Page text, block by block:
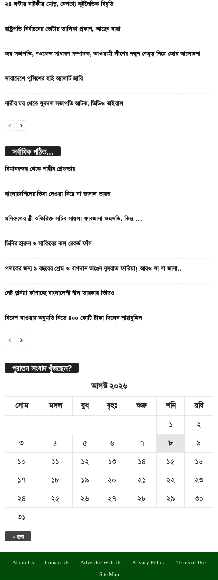
২৪ ঘণ্টায় নাটকীয় মোড়, নেপথ্যে কূটনৈতিক বিবৃতি
রাষ্ট্রপতি নির্বাচনের ভোটার তালিকা প্রকাশ, আছেন যারা
জয় সভাপতি, নওফেল সাধারণ সম্পাদক, আওয়ামী লীগের নতুন নেতৃত্ব নিয়ে জোর আলোচনা
সারাদেশে পুলিশের হাই অ্যালার্ট জারি
নারীর ঘর থেকে যুবদল সভাপতি আটক, ভিডিও ভাইরাল
সর্বাধিক পঠিত...
বিমানবন্দর থেকে শাহীন গ্রেফতার
বাংলাদেশিদের ভিসা দেওয়া নিয়ে যা জানাল ভারত
মনিরুলের স্ত্রী অতিরিক্ত সচিব সায়লা ফারজানা ওএসডি, কিন্তু …
ডিবির হারুন ও সাকিবের কল রেকর্ড ফাঁস
পলকের জন্য ৯ বছরের প্রেম ও বাগদান ভাঙেন নুসরাত ফারিয়া! আরও যা যা জানা...
নেট দুনিয়া কাঁপাচ্ছে বাংলাদেশী নীল তারকার ভিডিও
বিদেশ যাওয়ার অনুমতি নিতে ৪০০ কোটি টাকা দিলেন শাহাবুদ্দিন
পুরাতন সংবাদ খুঁজছেন?
আগস্ট ২০২৬
সোম
মঙ্গল বুধ বৃহঃ শুক্র শনি রবি
« জুলা
১
২
৩
৪ ৫ ৬ ৭ ৮
৯
১০
১১ ১২ ১৩ ১৪ ১৫
১৬
১৭
১৮ ১৯ ২০ ২১ ২২
২৩
২৪
২৫ ২৬ ২৭ ২৮ ২৯
৩০
৩১
About Us Contact Us Advertise With Us Privacy Policy
Terms of Use
Site Map